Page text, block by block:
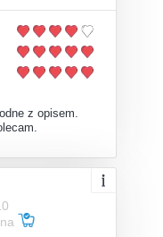
z opisem.